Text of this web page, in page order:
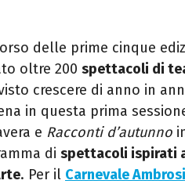
delle prime cinque
oltre 200 spettacoli di
crescere di anno in
in questa prima
e Racconti d’autunno
di spettacoli ispirati
. Per il Carnevale